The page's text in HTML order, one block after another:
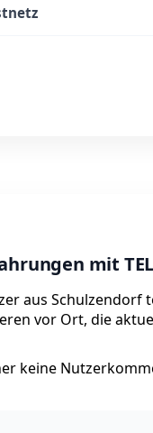
mit
aus Schulzendorf
vor Ort, die
keine